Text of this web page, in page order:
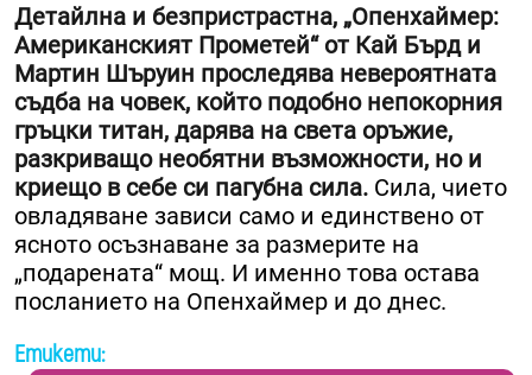
Детайлна и безпристрастна, „Опенхаймер:
Американският Прометей“ от Кай Бърд и
Мартин Шъруин проследява невероятната
съдба на човек, който подобно непокорния
гръцки титан, дарява на света оръжие,
разкриващо необятни възможности, но и
криещо в себе си пагубна сила. Сила, чието
овладяване зависи само и единствено от
ясното осъзнаване за размерите на
„подарената“ мощ. И именно това остава
посланието на Опенхаймер и до днес.
Етикети: